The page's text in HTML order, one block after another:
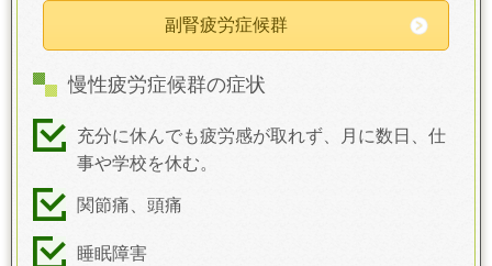
副腎疲労症候群
慢性疲労症候群の症状
充分に休んでも疲労感が取れず、月に数日、仕
事や学校を休む。
関節痛、頭痛
睡眠障害